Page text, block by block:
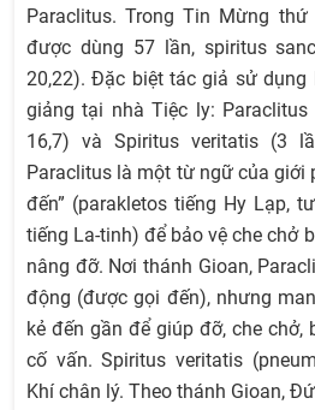
Paraclitus. Trong Tin Mừng thứ
được dùng 57 lần, spiritus
20,22). Đặc biệt tác giả sử
giảng tại nhà Tiệc ly: Paraclitus
16,7) và Spiritus veritatis (3
Paraclitus là một từ ngữ của giới
đến” (parakletos tiếng Hy Lạp,
tiếng La-tinh) để bảo vệ che chở
nâng đỡ. Nơi thánh Gioan,
động (được gọi đến), nhưng
kẻ đến gần để giúp đỡ, che chở,
cố vấn. Spiritus veritatis
Khí chân lý. Theo thánh Gioan,